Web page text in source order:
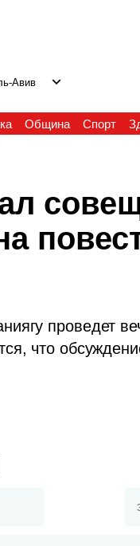
Авив
Община Спорт
проведет
что